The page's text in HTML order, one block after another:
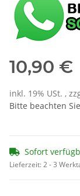
10,90 €
inkl. 19% USt. ,
Bitte beachten
Sofort
Lieferzeit:2 - 3